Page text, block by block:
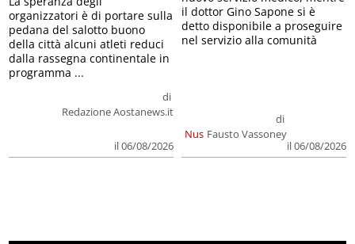
di
Redazione Aostanews.it
il 06/08/2026
organizzatori è di portare sulla
pedana del salotto buono
della città alcuni atleti reduci
dalla rassegna continentale in
programma ...
Nus
di
Fausto Vassoney
il 06/08/2026
il dottor Gino Sapone si è
detto disponibile a proseguire
nel servizio alla comunità